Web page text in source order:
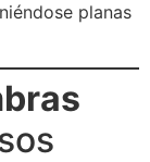
planas